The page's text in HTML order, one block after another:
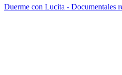
Duerme con Lucita - Documentales